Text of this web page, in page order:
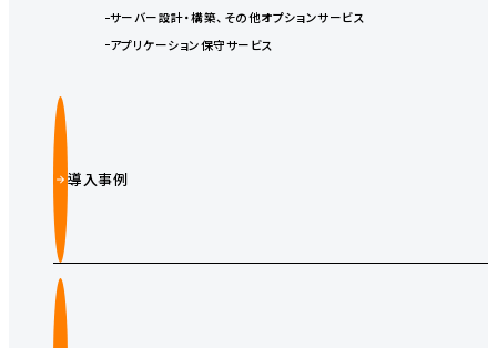
サーバー設計・構築、その他オプションサービス
アプリケーション保守サービス
導入事例